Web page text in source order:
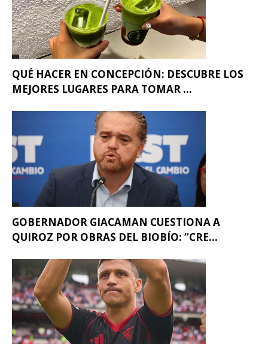
QUÉ HACER EN CONCEPCIÓN: DESCUBRE LOS
MEJORES LUGARES PARA TOMAR ...
GOBERNADOR GIACAMAN CUESTIONA A
QUIROZ POR OBRAS DEL BIOBÍO: “CRE...